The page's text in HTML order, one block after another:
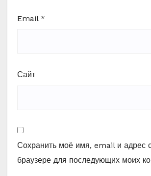
Email *
Сайт
Сохранить моё имя, email и адрес
браузере для последующих моих